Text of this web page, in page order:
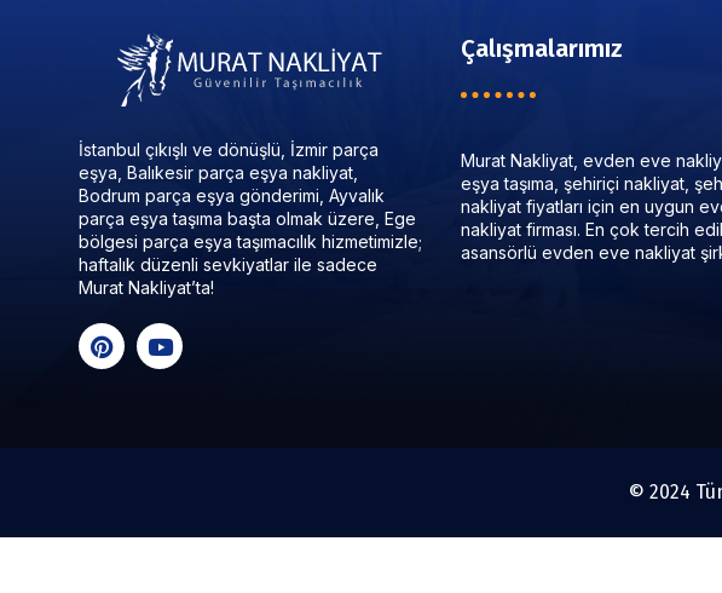
İstanbul çıkışlı ve dönüşlü, İzmir parça
eşya, Balıkesir parça eşya nakliyat,
Bodrum parça eşya gönderimi, Ayvalık
parça eşya taşıma başta olmak üzere, Ege
bölgesi parça eşya taşımacılık hizmetimizle;
haftalık düzenli sevkiyatlar ile sadece
Murat Nakliyat’ta!
Çalışmalarımız
Murat Nakliyat, evden eve
eşya taşıma, şehiriçi nakliyat,
nakliyat fiyatları için en uygun
nakliyat firması. En çok tercih
asansörlü evden eve nakliyat
© 2024